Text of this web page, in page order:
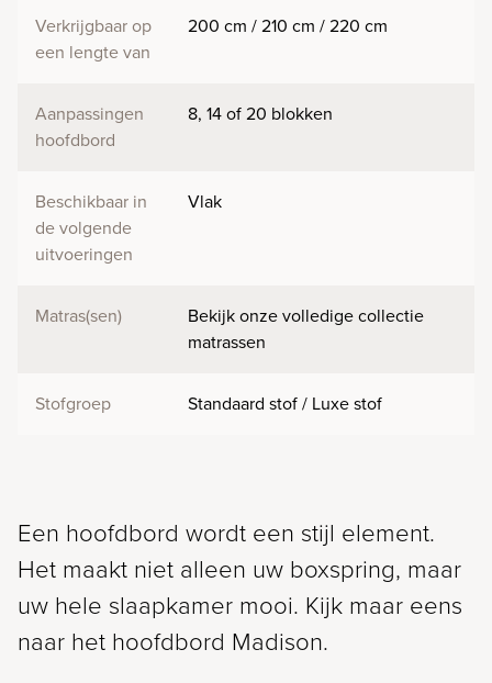
Verkrijgbaar op
een lengte van
200 cm / 210 cm / 220 cm
Aanpassingen
hoofdbord
8, 14 of 20 blokken
Beschikbaar in
de volgende
uitvoeringen
Vlak
Matras(sen)
Bekijk onze volledige collectie
matrassen
Stofgroep Standaard stof / Luxe stof
Een hoofdbord wordt een stijl element.
Het maakt niet alleen uw boxspring, maar
uw hele slaapkamer mooi. Kijk maar eens
naar het hoofdbord Madison.